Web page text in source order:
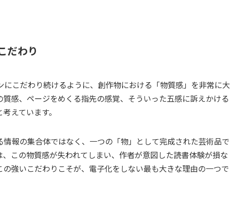
だわり
こだわり続けるように、創作物における「物質感」を非常に大
感、ページをめくる指先の感覚、そういった五感に訴えかける
えています。
報の集合体ではなく、一つの「物」として完成された芸術品で
この物質感が失われてしまい、作者が意図した読書体験が損な
強いこだわりこそが、電子化をしない最も大きな理由の一つで